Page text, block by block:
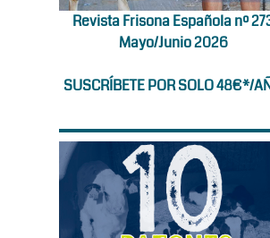
Revista Frisona Española nº
Mayo/Junio 2026
SUSCRÍBETE POR SOLO 48€*/